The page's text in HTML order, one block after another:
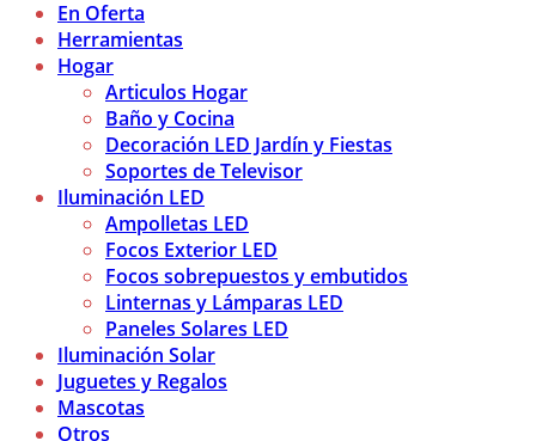
En Oferta
Herramientas
Hogar
Articulos Hogar
Baño y Cocina
Decoración LED Jardín y Fiestas
Soportes de Televisor
Iluminación LED
Ampolletas LED
Focos Exterior LED
Focos sobrepuestos y embutidos
Linternas y Lámparas LED
Paneles Solares LED
Iluminación Solar
Juguetes y Regalos
Mascotas
Otros